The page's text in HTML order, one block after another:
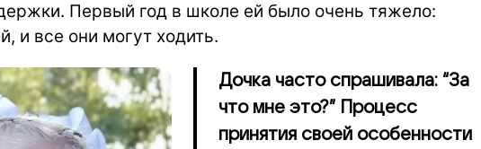
Первый год в школе ей было очень тяжело:
и все они могут ходить.
Дочка часто спрашивала: “За
что мне это?” Процесс
принятия своей особенности